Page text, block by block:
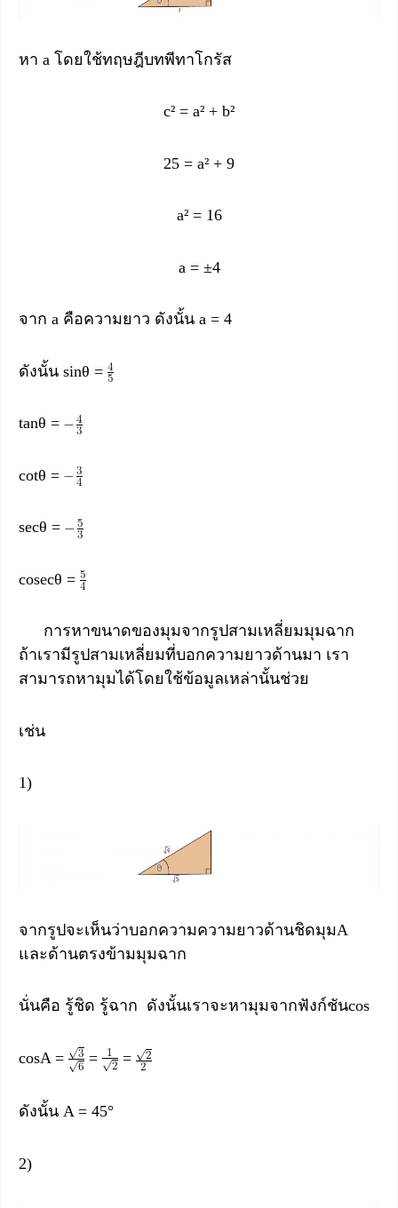
หา a โดยใช้ทฤษฎีบทพีทาโกรัส
c² = a² + b²
25 = a² + 9
a² = 16
a = ±4
จาก a คือความยาว ดังนั้น a = 4
ดังนั้น sinθ =
tanθ =
cotθ =
secθ =
cosecθ =
การหาขนาดของมุมจากรูปสามเหลี่ยมมุมฉาก
ถ้าเรามีรูปสามเหลี่ยมที่บอกความยาวด้านมา เรา
สามารถหามุมได้โดยใช้ข้อมูลเหล่านั้นช่วย
เช่น
1)
จากรูปจะเห็นว่าบอกความความยาวด้านชิดมุมA
และด้านตรงข้ามมุมฉาก
นั่นคือ รู้ชิด รู้ฉาก ดังนั้นเราจะหามุมจากฟังก์ชันcos
cosA = = =
ดังนั้น A = 45°
2)